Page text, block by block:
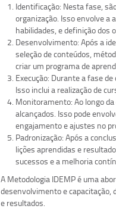
Identificação: Nesta fase,
organização. Isso envolve a
habilidades, e definição dos
Desenvolvimento: Após a
seleção de conteúdos,
criar um programa de
Execução: Durante a fase
Isso inclui a realização de
Monitoramento: Ao longo
alcançados. Isso pode
engajamento e ajustes no
Padronização: Após a
lições aprendidas e
sucessos e a melhoria
A Metodologia IDEMP é uma
desenvolvimento e capacitação,
e resultados.